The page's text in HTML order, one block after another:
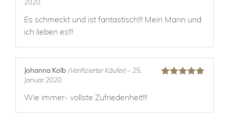
2020
Es schmeckt und ist fantastisch!!! Mein Mann und
ich lieben es!!!
Johanna Kolb (Verifizierter Käufer) – 25.
Januar 2020
Wie immer- vollste Zufriedenheit!!!